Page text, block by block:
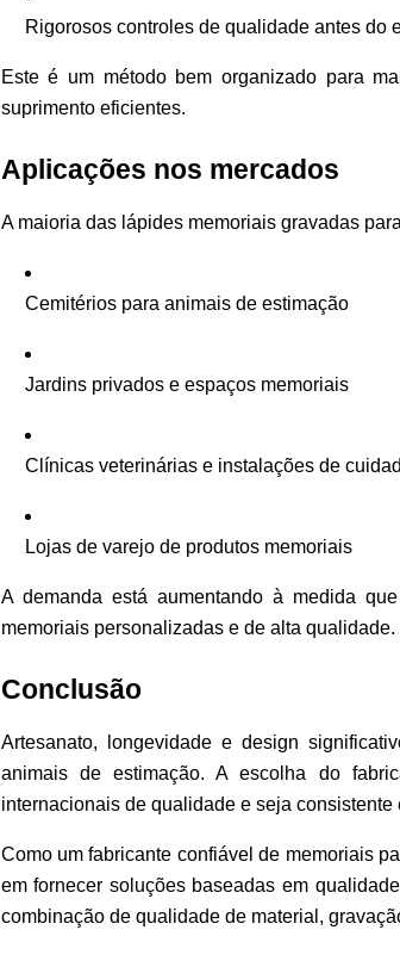
Rigorosos controles de qualidade antes do
Este é um método bem organizado para
suprimento eficientes.
Aplicações nos mercados
A maioria das lápides memoriais gravadas
Cemitérios para animais de estimação
Jardins privados e espaços memoriais
Clínicas veterinárias e instalações de
Lojas de varejo de produtos memoriais
A demanda está aumentando à medida
memoriais personalizadas e de alta qualidade.
Conclusão
Artesanato, longevidade e design
animais de estimação. A escolha do
internacionais de qualidade e seja consistente
Como um fabricante confiável de memoriais
em fornecer soluções baseadas em
combinação de qualidade de material,